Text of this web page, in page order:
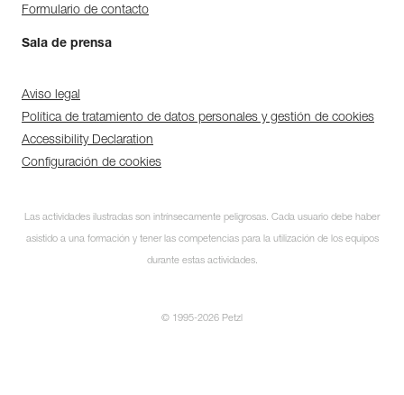
Formulario de contacto
Sala de prensa
Aviso legal
Política de tratamiento de datos personales y gestión de cookies
Accessibility Declaration
Configuración de cookies
Las actividades ilustradas son intrínsecamente peligrosas. Cada usuario debe haber
asistido a una formación y tener las competencias para la utilización de los equipos
durante estas actividades.
© 1995-2026 Petzl